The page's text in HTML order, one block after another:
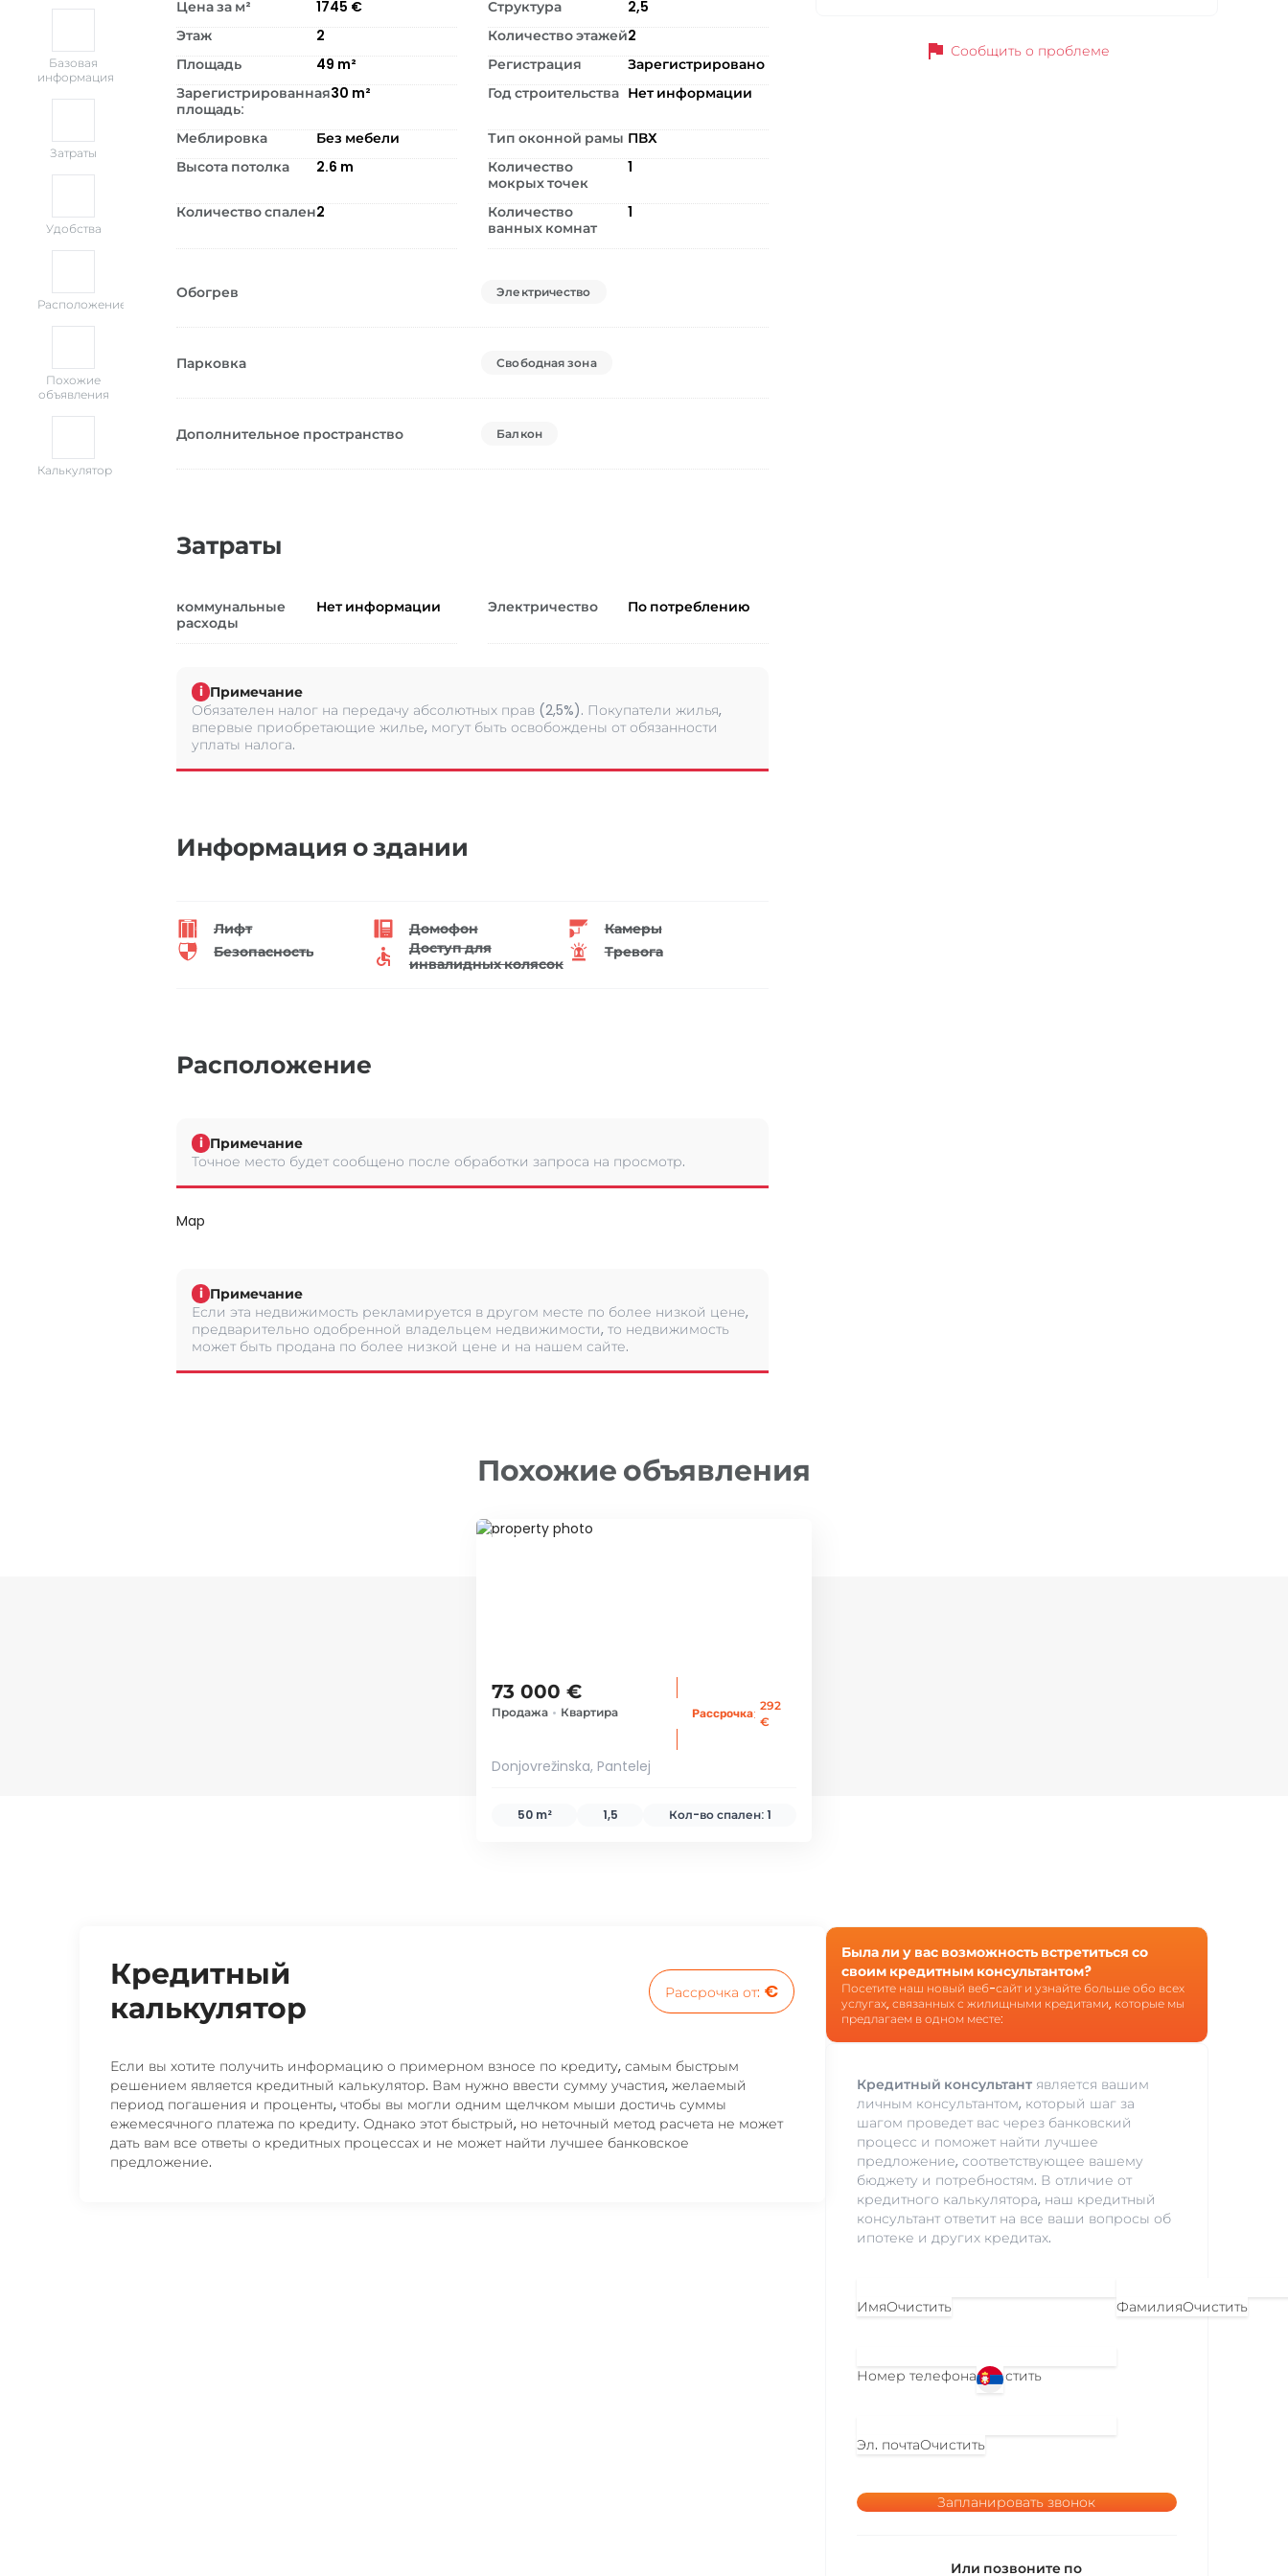
Базовая
информация
Затраты
Удобства
Расположение
Похожие
объявления
Калькулятор
Цена за м² 1745 € Структура
2,5
Этаж
2 Количество этажей2
Площадь
49 m² Регистрация
Зарегистрировано
Зарегистрированная
площадь:
30 m² Год строительства Нет информации
Меблировка Без мебели Тип оконной рамы ПВХ
Высота потолка
2.6 m
Количество
мокрых точек
1
Количество спален2
Количество
ванных комнат
1
Обогрев Электричество
Парковка Свободная зона
Дополнительное пространство Балкон
Затраты
коммунальные
расходы
Нет информации Электричество По потреблению
i Примечание
Обязателен налог на передачу абсолютных прав (2,5%). Покупатели жилья,
впервые приобретающие жилье, могут быть освобождены от обязанности
уплаты налога.
Информация о здании
Лифт Домофон
Камеры
Безопасность
Доступ для
инвалидных колясок
Тревога
Расположение
i Примечание
Точное место будет сообщено после обработки запроса на просмотр.
Map
i Примечание
Если эта недвижимость рекламируется в другом месте по более низкой цене,
предварительно одобренной владельцем недвижимости, то недвижимость
может быть продана по более низкой цене и на нашем сайте.
flag Сообщить о проблеме
Похожие объявления
ID 72856
73 000 €
Продажа • Квартира Рассрочка: 292
€
Donjovrežinska, Pantelej
50 m² 1,5 Кол-во спален:1
Кредитный
калькулятор
Рассрочка от: €
Если вы хотите получить информацию о примерном взносе по кредиту, самым быстрым
решением является кредитный калькулятор. Вам нужно ввести сумму участия, желаемый
период погашения и проценты, чтобы вы могли одним щелчком мыши достичь суммы
ежемесячного платежа по кредиту. Однако этот быстрый, но неточный метод расчета не может
дать вам все ответы о кредитных процессах и не может найти лучшее банковское
предложение.
Была ли у вас возможность встретиться со
своим кредитным консультантом?
Посетите наш новый веб-сайт и узнайте больше обо всех
услугах, связанных с жилищными кредитами, которые мы
предлагаем в одном месте:
Кредитный консультант является вашим
личным консультантом, который шаг за
шагом проведет вас через банковский
процесс и поможет найти лучшее
предложение, соответствующее вашему
бюджету и потребностям. В отличие от
кредитного калькулятора, наш кредитный
консультант ответит на все ваши вопросы об
ипотеке и других кредитах.
ИмяОчистить ФамилияОчистить
Номер телефонаОчистить
Эл. почтаОчистить
Запланировать звонок
Или позвоните по